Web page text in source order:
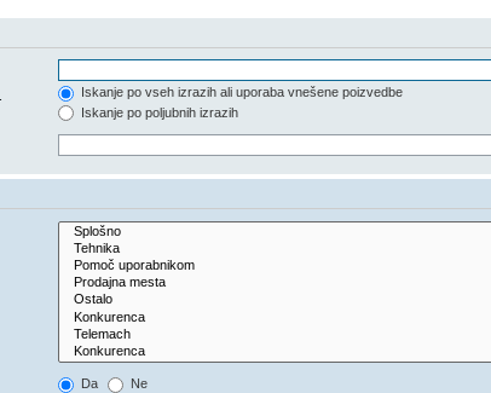
Iskanje po vseh izrazih ali uporaba vnešene poizvedbe
Iskanje po poljubnih izrazih
Da Ne